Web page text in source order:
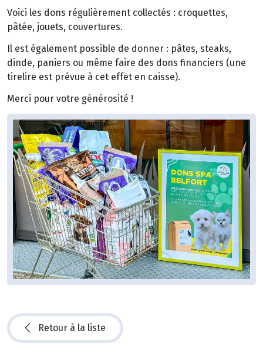
Voici les dons régulièrement collectés : croquettes,
pâtée, jouets, couvertures.
Il est également possible de donner : pâtes, steaks,
dinde, paniers ou même faire des dons financiers (une
tirelire est prévue à cet effet en caisse).
Merci pour votre générosité !
Retour à la liste